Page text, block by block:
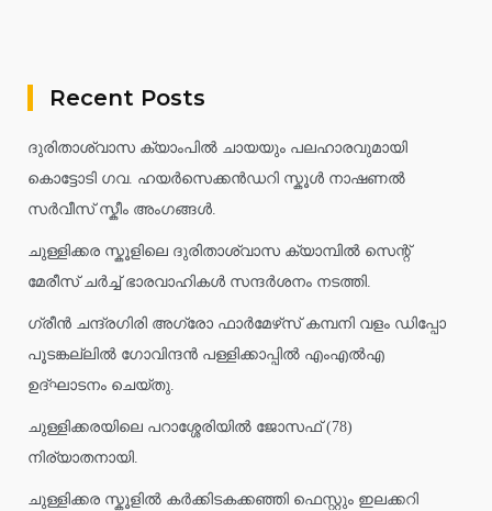
Recent Posts
ദുരിതാശ്വാസ ക്യാംപിൽ ചായയും പലഹാരവുമായി
കൊട്ടോടി ഗവ. ഹയർസെക്കൻഡറി സ്കൂൾ നാഷണൽ
സർവീസ് സ്കീം അംഗങ്ങൾ.
ചുള്ളിക്കര സ്കൂളിലെ ദുരിതാശ്വാസ ക്യാമ്പിൽ സെന്റ്
മേരീസ് ചർച്ച് ഭാരവാഹികൾ സന്ദർശനം നടത്തി.
ഗ്രീൻ ചന്ദ്രഗിരി അഗ്രോ ഫാർമേഴ്‌സ് കമ്പനി വളം ഡിപ്പോ
പൂടങ്കല്ലിൽ ഗോവിന്ദൻ പള്ളിക്കാപ്പിൽ എംഎൽഎ
ഉദ്ഘാടനം ചെയ്തു.
ചുള്ളിക്കരയിലെ പറാശ്ശേരിയിൽ ജോസഫ് (78)
നിര്യാതനായി.
ചുള്ളിക്കര സ്കൂളിൽ കർക്കിടകക്കഞ്ഞി ഫെസ്റ്റും ഇലക്കറി